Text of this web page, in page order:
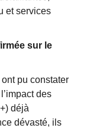
et services
sur le
pu constater
des
déjà
dévasté, ils